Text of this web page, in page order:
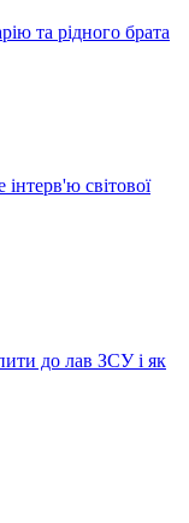
та рідного брата
світової
до лав ЗСУ і як